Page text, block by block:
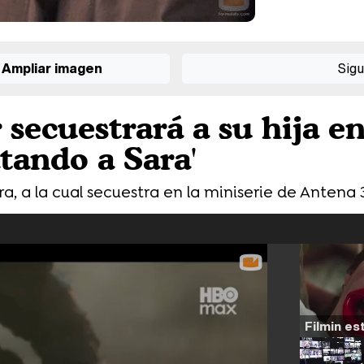
Ampliar imagen
a su hija
a Sara'
a la cual secuestra en la miniserie de Antena